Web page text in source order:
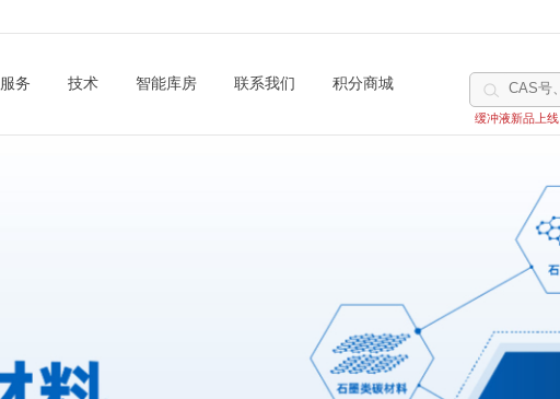
服务 技术 智能库房 联系我们 积分商城
缓冲液新品上线